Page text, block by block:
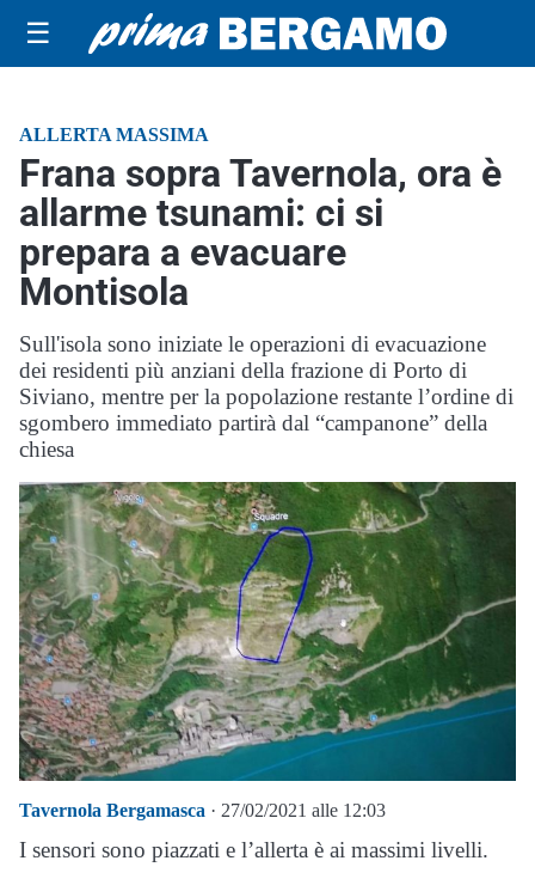
☰
ALLERTA MASSIMA
Frana sopra Tavernola, ora è
allarme tsunami: ci si
prepara a evacuare
Montisola
Sull'isola sono iniziate le operazioni di evacuazione
dei residenti più anziani della frazione di Porto di
Siviano, mentre per la popolazione restante l’ordine di
sgombero immediato partirà dal “campanone” della
chiesa
Tavernola Bergamasca · 27/02/2021 alle 12:03
I sensori sono piazzati e l’allerta è ai massimi livelli.